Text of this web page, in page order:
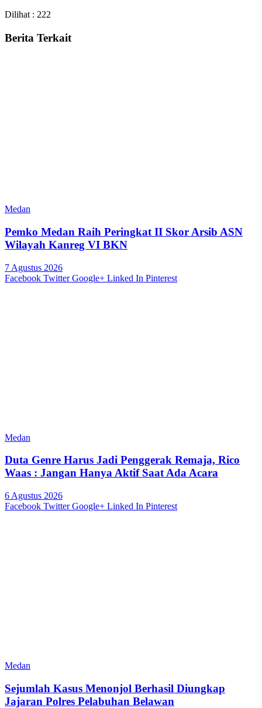
Dilihat : 222
Berita Terkait
Medan
Pemko Medan Raih Peringkat II Skor Arsib ASN
Wilayah Kanreg VI BKN
7 Agustus 2026
Facebook Twitter Google+ Linked In Pinterest
Medan
Duta Genre Harus Jadi Penggerak Remaja, Rico
Waas : Jangan Hanya Aktif Saat Ada Acara
6 Agustus 2026
Facebook Twitter Google+ Linked In Pinterest
Medan
Sejumlah Kasus Menonjol Berhasil Diungkap
Jajaran Polres Pelabuhan Belawan